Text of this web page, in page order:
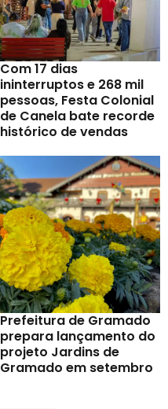
Com 17 dias
ininterruptos e 268 mil
pessoas, Festa Colonial
de Canela bate recorde
histórico de vendas
Prefeitura de Gramado
prepara lançamento do
projeto Jardins de
Gramado em setembro